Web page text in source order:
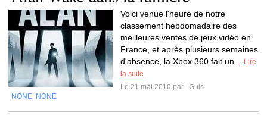
Voici venue l'heure de notre
classement hebdomadaire des
meilleures ventes de jeux vidéo en
France, et après plusieurs semaines
d'absence, la Xbox 360 fait un...
Lire
la suite
Le 21 mai 2010 par
Guls
NONE NONE